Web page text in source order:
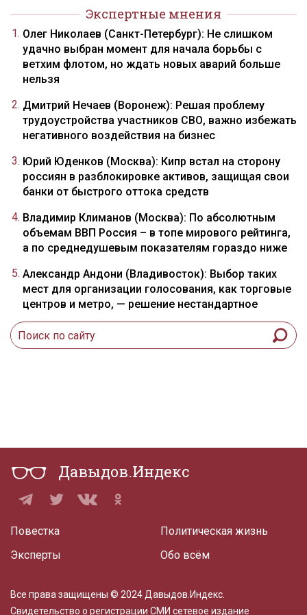
Экспертные мнения
Олег Николаев (Санкт-Петербург): Не слишком
удачно выбран момент для начала борьбы с
ветхим флотом, но ждать новых аварий больше
нельзя
Дмитрий Нечаев (Воронеж): Решая проблему
трудоустройства участников СВО, важно избежать
негативного воздействия на бизнес
Юрий Юденков (Москва): Кипр встал на сторону
россиян в разблокировке активов, защищая свои
банки от быстрого оттока средств
Владимир Климанов (Москва): По абсолютным
объемам ВВП Россия – в топе мирового рейтинга,
а по среднедушевым показателям гораздо ниже
Александр Андони (Владивосток): Выбор таких
мест для организации голосования, как торговые
центров и метро, — решение нестандартное
Давыдов.Индекс
Повестка
Эксперты
Политическая жизнь
Обо всём
Все права защищены © 2024 Давыдов.Индекс.
Свидетельство о регистрации СМИ сетевое издание